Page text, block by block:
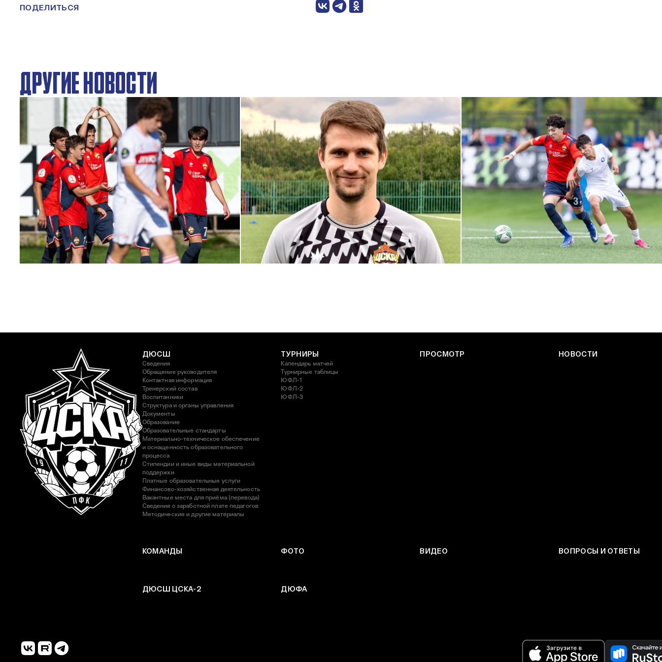
ПОДЕЛИТЬСЯ
ДРУГИЕ НОВОСТИ
ЮФЛ: Московское дерби на «Октябре»
3 АВГУСТА 2026 14:15
С возвращением в родной клуб, Антон Александрович!
27 ИЮЛЯ 2026 14:40
ЮФЛ: Армейцы приняли «Чертаново»
ДЮСШ
Сведения
Обращение руководителя
Контактная информация
Тренерский состав
Воспитанники
Структура и органы управления
Документы
Образование
Образовательные стандарты
Материально-техническое обеспечение
и оснащенность образовательного
процесса
Стипендии и иные виды материальной
поддержки
Платные образовательные услуги
Финансово-хозяйственная деятельность
Вакантные места для приёма (перевода)
Сведения о заработной плате педагогов
Методические и другие материалы
ТУРНИРЫ
Календарь матчей
Турнирные таблицы
ЮФЛ-1
ЮФЛ-2
ЮФЛ-3
ПРОСМОТР НОВОСТИ
КОМАНДЫ ФОТО ВИДЕО ВОПРОСЫ И ОТВЕТЫ
ДЮСШ ЦСКА-2 ДЮФА